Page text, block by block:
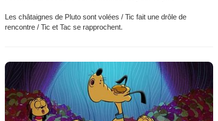
Les châtaignes de Pluto sont volées / Tic fait une drôle de
rencontre / Tic et Tac se rapprochent.